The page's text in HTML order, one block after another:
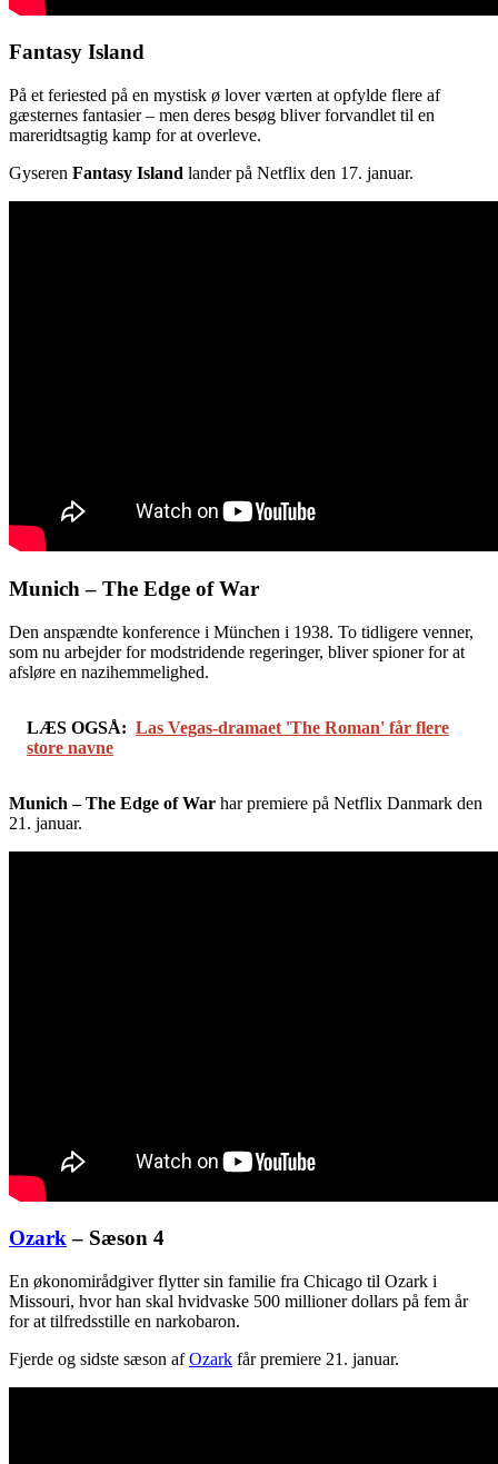
Fantasy Island
På et feriested på en mystisk ø lover værten at opfylde flere af
gæsternes fantasier – men deres besøg bliver forvandlet til en
mareridtsagtig kamp for at overleve.
Gyseren Fantasy Island lander på Netflix den 17. januar.
Munich – The Edge of War
Den anspændte konference i München i 1938. To tidligere venner,
som nu arbejder for modstridende regeringer, bliver spioner for at
afsløre en nazihemmelighed.
LÆS OGSÅ: Las Vegas-dramaet 'The Roman' får flere
store navne
Munich – The Edge of War har premiere på Netflix Danmark den
21. januar.
Ozark– Sæson 4
En økonomirådgiver flytter sin familie fra Chicago til Ozark i
Missouri, hvor han skal hvidvaske 500 millioner dollars på fem år
for at tilfredsstille en narkobaron.
Fjerde og sidste sæson afOzark får premiere 21. januar.